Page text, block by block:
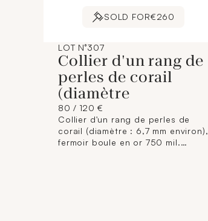
SOLD FOR€260
LOT N°307
Collier d'un rang de
perles de corail
(diamètre
80 / 120 €
Collier d'un rang de perles de
corail (diamètre : 6,7 mm environ),
fermoir boule en or 750 mil.